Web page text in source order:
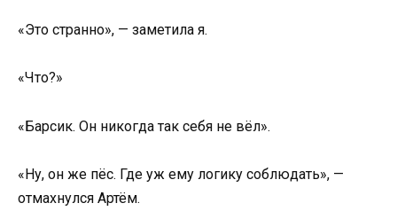
«Это странно», — заметила я.
«Что?»
«Барсик. Он никогда так себя не вёл».
«Ну, он же пёс. Где уж ему логику соблюдать», —
отмахнулся Артём.